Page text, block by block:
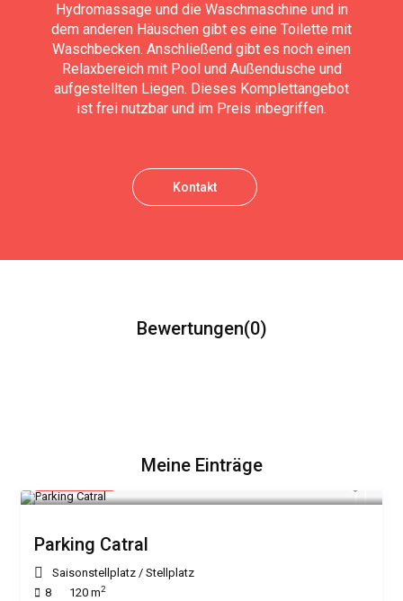
Hydromassage und die Waschmaschine und in
dem anderen Häuschen gibt es eine Toilette mit
Waschbecken. Anschließend gibt es noch einen
Relaxbereich mit Pool und Außendusche und
aufgestellten Liegen. Dieses Komplettangebot
ist frei nutzbar und im Preis inbegriffen.
Kontakt
Bewertungen(0)
Meine Einträge
Parking Catral
Saisonstellplatz /Stellplatz
8
120 m2